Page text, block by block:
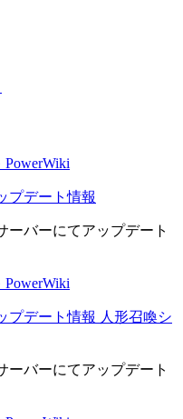
プデート情報
ーバーにてアップデート
プデート情報 人形召喚シ
ーバーにてアップデート